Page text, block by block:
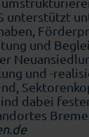
unterstützt
und
und -
dabei